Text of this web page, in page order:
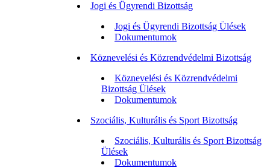
Jogi és Ügyrendi Bizottság
Jogi és Ügyrendi Bizottság Ülések
Dokumentumok
Köznevelési és Közrendvédelmi Bizottság
Köznevelési és Közrendvédelmi
Bizottság Ülések
Dokumentumok
Szociális, Kulturális és Sport Bizottság
Szociális, Kulturális és Sport Bizottság
Ülések
Dokumentumok